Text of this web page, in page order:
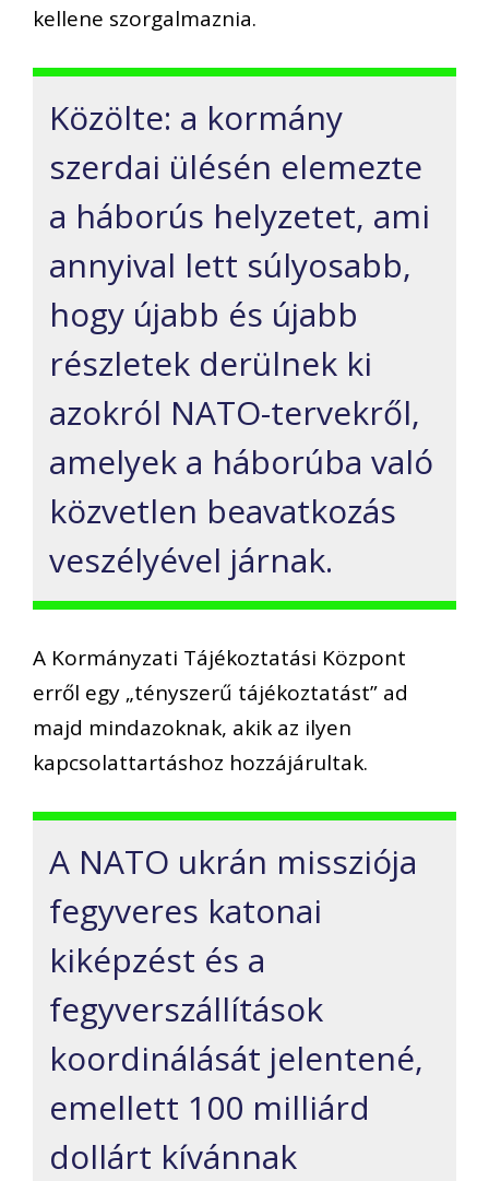
kellene szorgalmaznia.
Közölte: a kormány
szerdai ülésén elemezte
a háborús helyzetet, ami
annyival lett súlyosabb,
hogy újabb és újabb
részletek derülnek ki
azokról NATO-tervekről,
amelyek a háborúba való
közvetlen beavatkozás
veszélyével járnak.
A Kormányzati Tájékoztatási Központ
erről egy „tényszerű tájékoztatást” ad
majd mindazoknak, akik az ilyen
kapcsolattartáshoz hozzájárultak.
A NATO ukrán missziója
fegyveres katonai
kiképzést és a
fegyverszállítások
koordinálását jelentené,
emellett 100 milliárd
dollárt kívánnak